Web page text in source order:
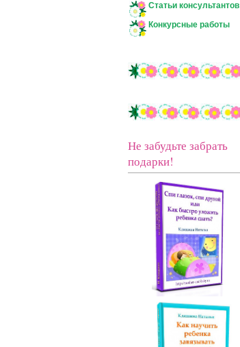
Статьи консультантов
Конкурсные работы
Не забудьте забрать
подарки!